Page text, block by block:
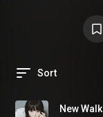
Sort
New Walk